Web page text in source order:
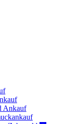
Ankauf